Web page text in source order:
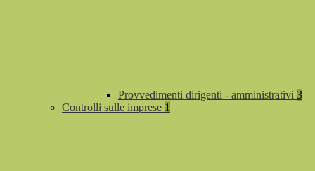
Provvedimenti dirigenti - amministrativi 3
Controlli sulle imprese 1